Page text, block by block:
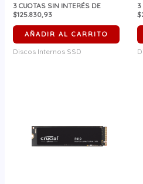
3CUOTAS SIN INTERÉS DE
$125.830,93
AÑADIR AL CARRITO
Discos Internos SSD
3